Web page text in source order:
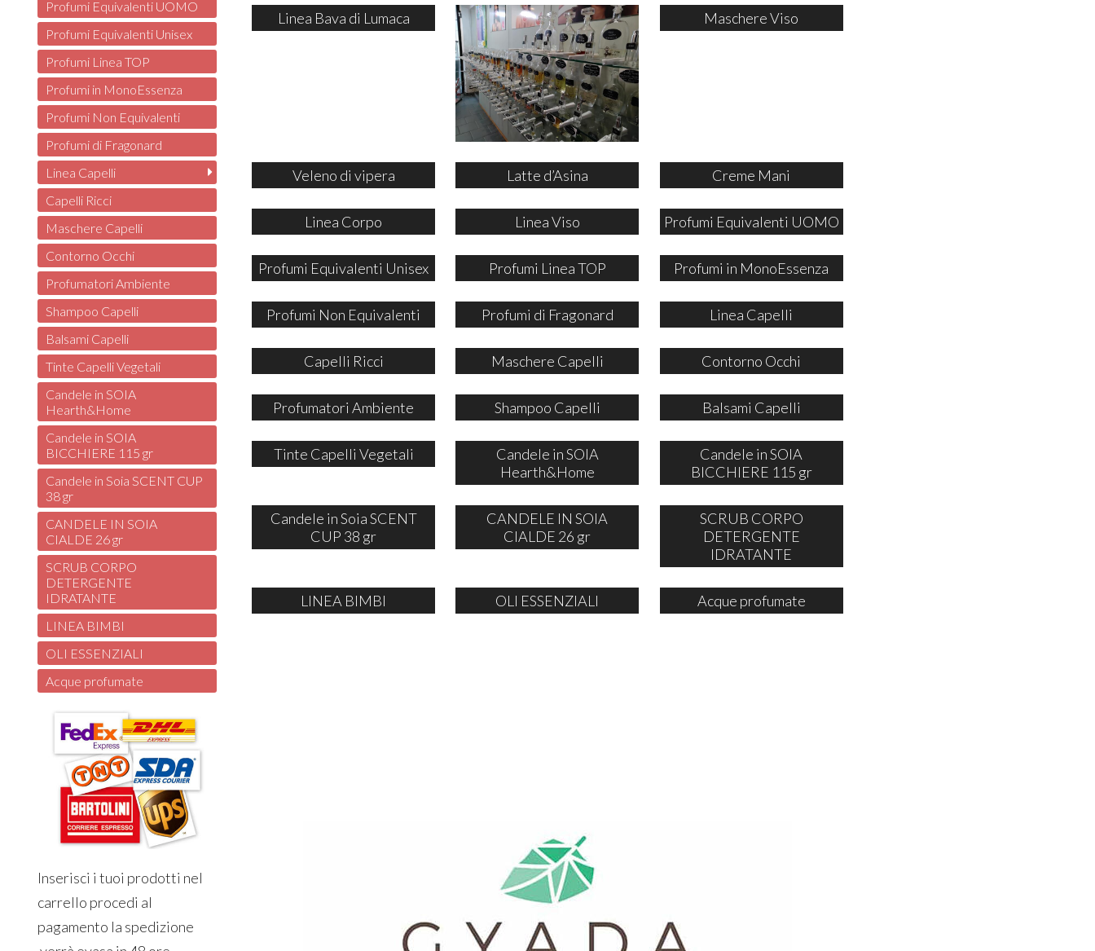
Linea Bava di Lumaca Maschere Viso
Veleno di vipera Latte d’Asina Creme Mani
Linea Corpo Linea Viso Profumi Equivalenti UOMO
Profumi Equivalenti Unisex Profumi Linea TOP Profumi in MonoEssenza
Profumi Non Equivalenti Profumi di Fragonard Linea Capelli
Capelli Ricci Maschere Capelli Contorno Occhi
Profumatori Ambiente Shampoo Capelli Balsami Capelli
Tinte Capelli Vegetali
Candele in SOIA
Hearth&Home
Candele in SOIA
BICCHIERE 115 gr
Candele in Soia SCENT
CUP 38 gr
CANDELE IN SOIA
CIALDE 26 gr
SCRUB CORPO
DETERGENTE
IDRATANTE
LINEA BIMBI OLI ESSENZIALI Acque profumate
Profumi Equivalenti UOMO
Profumi Equivalenti Unisex
Profumi Linea TOP
Profumi in MonoEssenza
Profumi Non Equivalenti
Profumi di Fragonard
Linea Capelli
Capelli Ricci
Maschere Capelli
Contorno Occhi
Profumatori Ambiente
Shampoo Capelli
Balsami Capelli
Tinte Capelli Vegetali
Candele in SOIA
Hearth&Home
Candele in SOIA
BICCHIERE 115 gr
Candele in Soia SCENT CUP
38 gr
CANDELE IN SOIA
CIALDE 26 gr
SCRUB CORPO
DETERGENTE
IDRATANTE
LINEA BIMBI
OLI ESSENZIALI
Acque profumate
Inserisci i tuoi prodotti nel
carrello procedi al
pagamento la spedizione